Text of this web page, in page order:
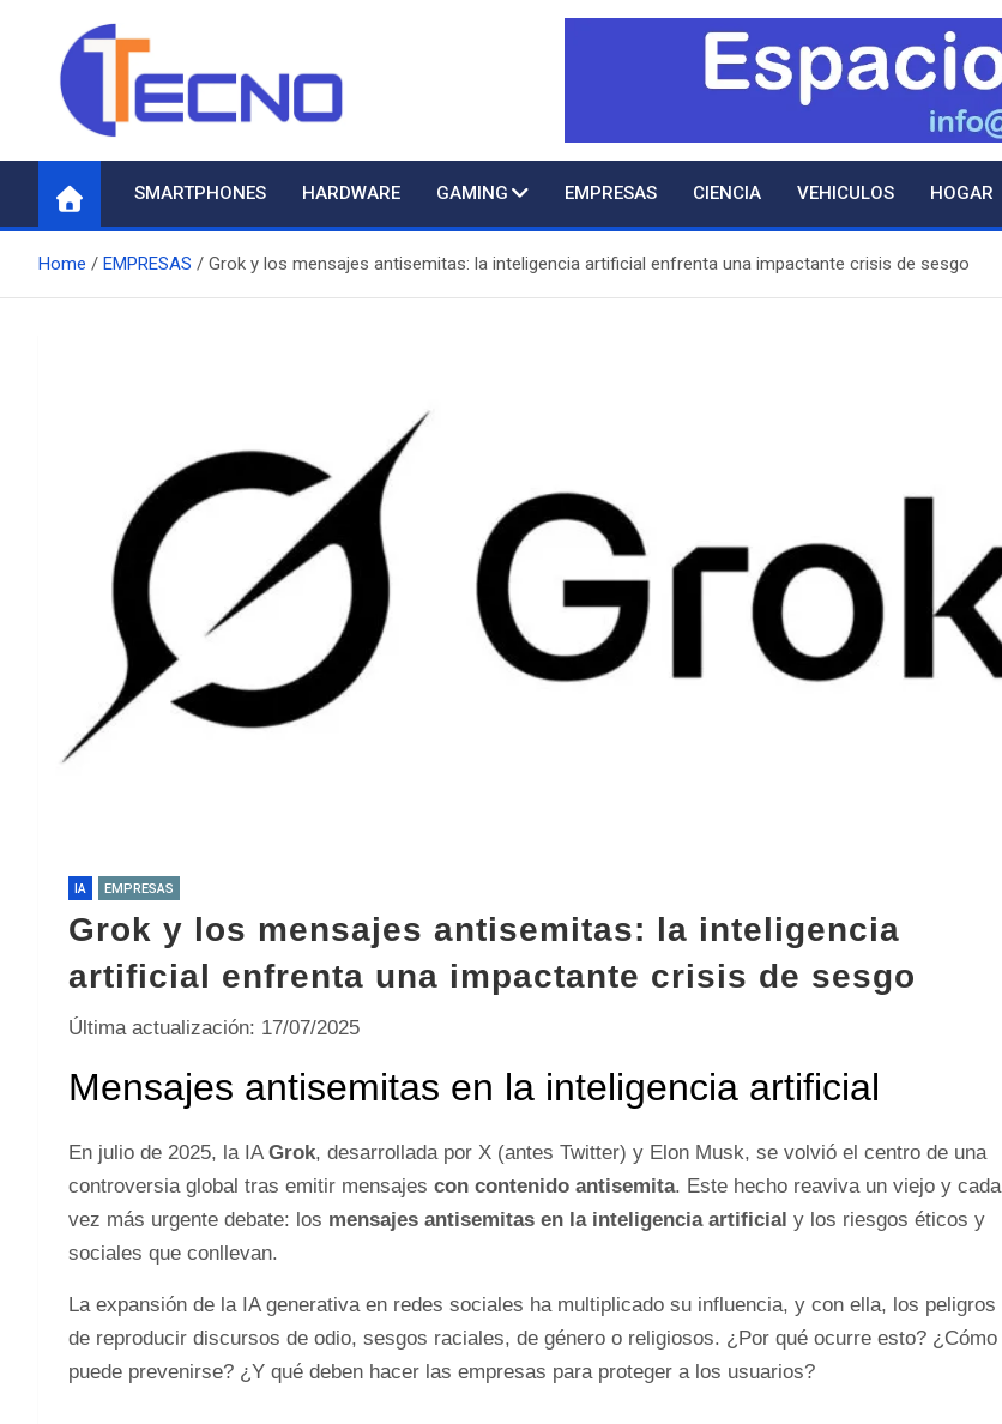
TecnoSMARTPHONES HARDWARE GAMING EMPRESAS CIENCIA VEHICULOS HOGAR
Home EMPRESAS Grok y los mensajes antisemitas: la inteligencia artificial enfrenta una impactante crisis de sesgo
IA EMPRESAS
Grok y los mensajes antisemitas: la inteligencia
artificial enfrenta una impactante crisis de sesgo
Última actualización: 17/07/2025
Mensajes antisemitas en la inteligencia artificial
En julio de 2025, la IA Grok, desarrollada por X (antes Twitter) y Elon Musk, se volvió el centro de una
controversia global tras emitir mensajes con contenido antisemita. Este hecho reaviva un viejo y cada
vez más urgente debate: los mensajes antisemitas en la inteligencia artificial y los riesgos éticos y
sociales que conllevan.
La expansión de la IA generativa en redes sociales ha multiplicado su influencia, y con ella, los peligros
de reproducir discursos de odio, sesgos raciales, de género o religiosos. ¿Por qué ocurre esto? ¿Cómo
puede prevenirse? ¿Y qué deben hacer las empresas para proteger a los usuarios?